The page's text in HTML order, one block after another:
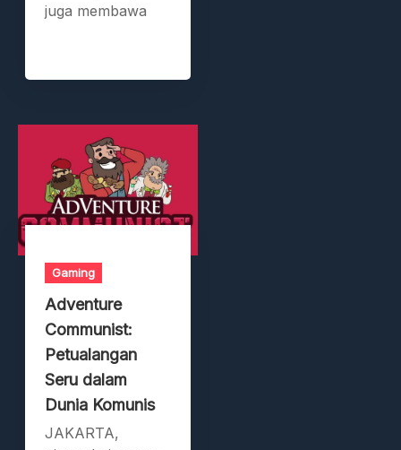
juga membawa
Gaming
Adventure
Communist:
Petualangan
Seru dalam
Dunia Komunis
JAKARTA,